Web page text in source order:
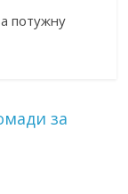
потужну
за